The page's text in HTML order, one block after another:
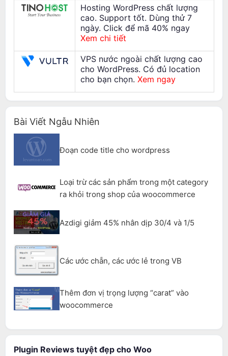
Hosting WordPress chất lượng
cao. Support tốt. Dùng thử 7
ngày. Click để mã 40% ngay
Xem chi tiết
VPS nước ngoài chất lượng cao
cho WordPress. Có đủ location
cho bạn chọn. Xem ngay
Bài Viết Ngẫu Nhiên
Đoạn code title cho wordpress
Loại trừ các sản phẩm trong một category
ra khỏi trong shop của woocommerce
Azdigi giảm 45% nhân dịp 30/4 và 1/5
Các ước chẵn, các ước lẻ trong VB
Thêm đơn vị trọng lượng “carat” vào
woocommerce
Plugin Reviews tuyệt đẹp cho Woo